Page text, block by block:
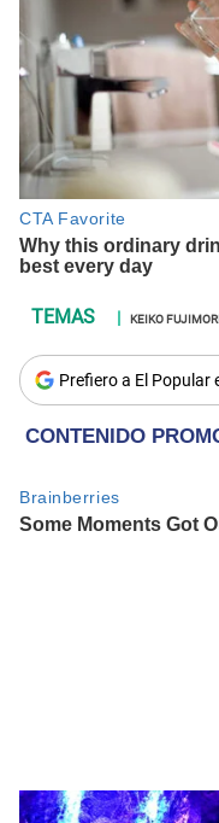
KEIKO
Prefiero a El Popular